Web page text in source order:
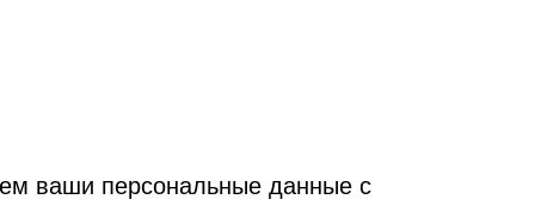
ваши персональные данные с